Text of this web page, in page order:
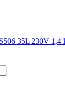
35L 230V 1,4